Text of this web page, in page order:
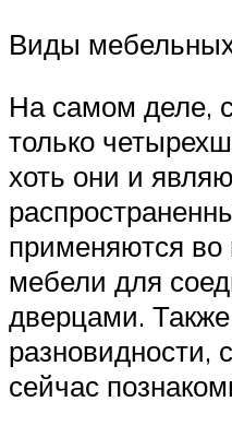
Виды
На самом деле,
только
хоть они и
применяются во
мебели для
дверцами.
разновидности,
сейчас